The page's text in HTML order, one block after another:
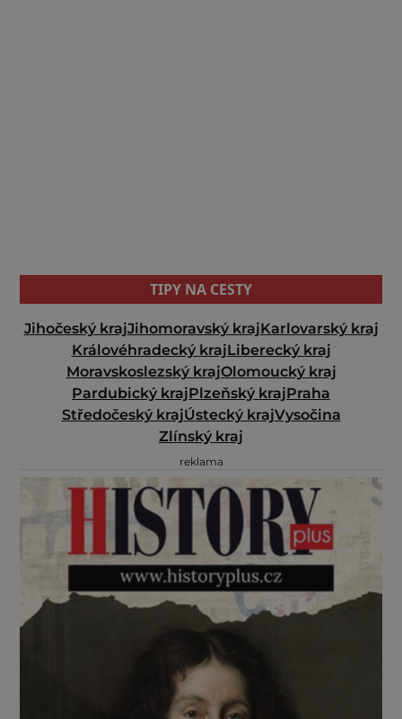
TIPY NA CESTY
Jihočeský krajJihomoravský krajKarlovarský kraj
Královéhradecký krajLiberecký kraj
Moravskoslezský krajOlomoucký kraj
Pardubický krajPlzeňský krajPraha
Středočeský krajÚstecký krajVysočina
Zlínský kraj
reklama